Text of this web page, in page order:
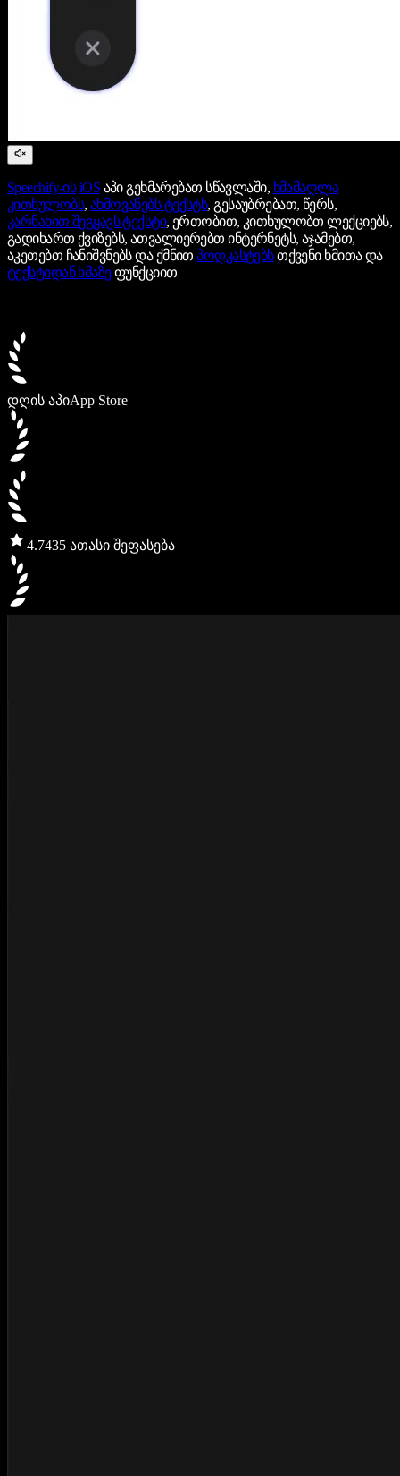
Speechify-ის iOS აპი გეხმარებათ სწავლაში, ხმამაღლა
კითხულობს, ახმოვანებს ტექსტს, გესაუბრებათ, წერს,
კარნახით შეგყავს ტექსტი, ერთობით, კითხულობთ ლექციებს,
გადიხართ ქვიზებს, ათვალიერებთ ინტერნეტს, აჯამებთ,
აკეთებთ ჩანიშვნებს და ქმნითპოდკასტებსთქვენი ხმითა და
ტექსტიდან ხმაზეფუნქციით
დღის აპიApp Store
4.7435 ათასი შეფასება